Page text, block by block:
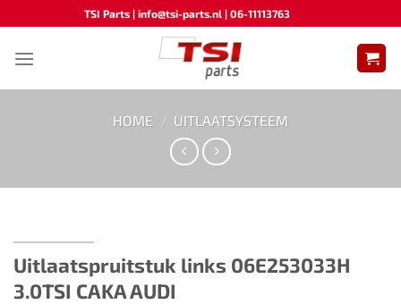
naar
inhoud
TSI Parts | info@tsi-parts.nl | 06-11113763
HOME / UITLAATSYSTEEM
Uitlaatspruitstuk links ​​06E253033H
3.0TSI CAKA AUDI